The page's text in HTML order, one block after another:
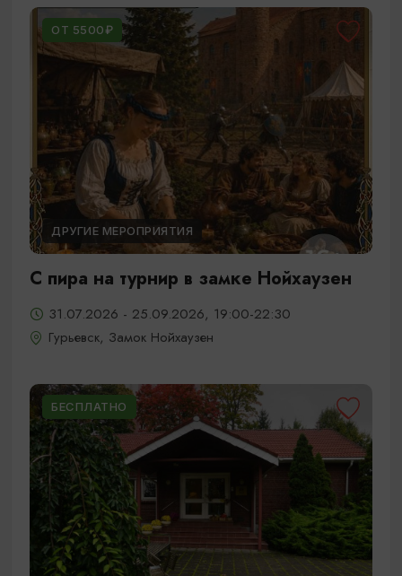
ОТ 5500₽
ДРУГИЕ МЕРОПРИЯТИЯ
С пира на турнир в замке Нойхаузен
31.07.2026 - 25.09.2026, 19:00-22:30
Гурьевск, Замок Нойхаузен
БЕСПЛАТНО